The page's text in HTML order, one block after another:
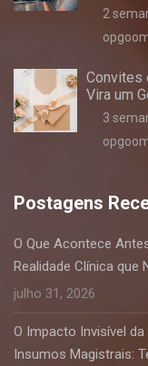
2
Convites
Vira um
3
Postagens
O Que Acontece
Realidade Clínica que
julho 31, 2026
O Impacto Invisível
Insumos Magistrais: